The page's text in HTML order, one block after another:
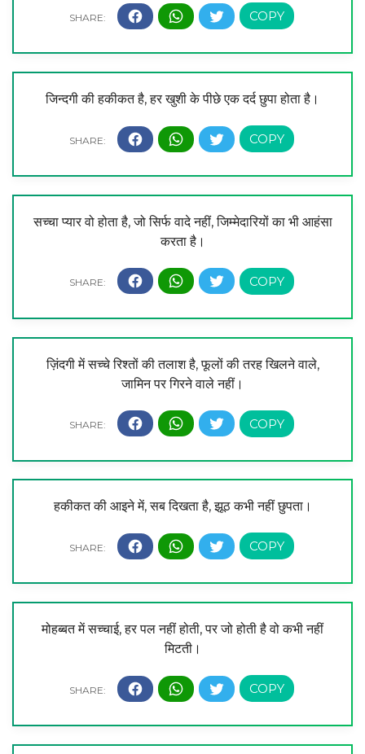
जिन्दगी की हकीकत है, हर खुशी के पीछे एक दर्द छुपा होता है।
सच्चा प्यार वो होता है, जो सिर्फ वादे नहीं, जिम्मेदारियों का भी आहंसा
करता है।
ज़िंदगी में सच्चे रिश्तों की तलाश है, फूलों की तरह खिलने वाले,
जामिन पर गिरने वाले नहीं।
हकीकत की आइने में, सब दिखता है, झूठ कभी नहीं छुपता।
मोहब्बत में सच्चाई, हर पल नहीं होती, पर जो होती है वो कभी नहीं
मिटती।